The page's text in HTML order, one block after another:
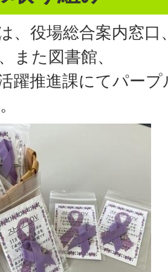
、役場総合案内窓
また図書館、
躍推進課にてパー